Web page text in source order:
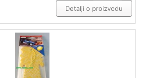
Detalji o proizvodu